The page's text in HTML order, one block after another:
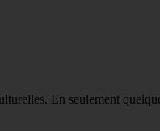
En seulement